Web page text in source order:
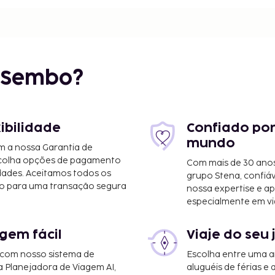
6,2 km/3,9 mi
& Bird Zoo é o de
a nossa Garantia de
opções de pagamento
Aceitamos todos os
para uma transação segura
Confiado
mundo
Com mais de 30
grupo Stena,
nossa expertise e
especialmente em
fácil
nosso sistema de
Planejadora de Viagem AI,
Viaje do seu
Escolha entre uma
aluguéis de férias e